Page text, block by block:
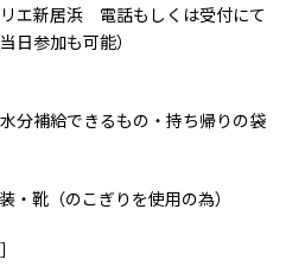
エ新居浜 電話もしくは受付にて
日参加も可能）
分補給できるもの・持ち帰りの袋
・靴（のこぎりを使用の為）